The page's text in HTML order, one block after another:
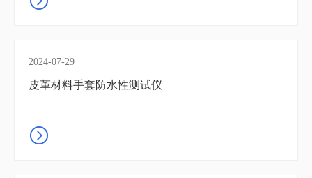
2024-07-29
皮革材料手套防水性测试仪